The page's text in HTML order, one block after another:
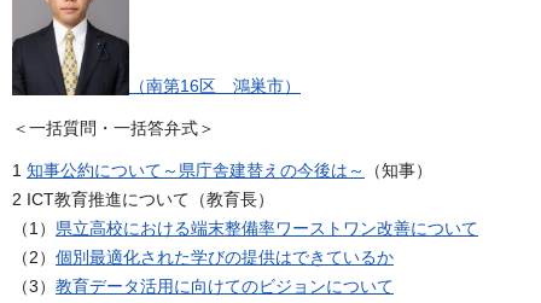
（南第16区 鴻巣市）
＜一括質問・一括答弁式＞
1 知事公約について～県庁舎建替えの今後は～
（知事）
2 ICT教育推進について（教育長）
（1） 県立高校における端末整備率ワーストワン改善について
（2） 個別最適化された学びの提供はできているか
（3） 教育データ活用に向けてのビジョンについて